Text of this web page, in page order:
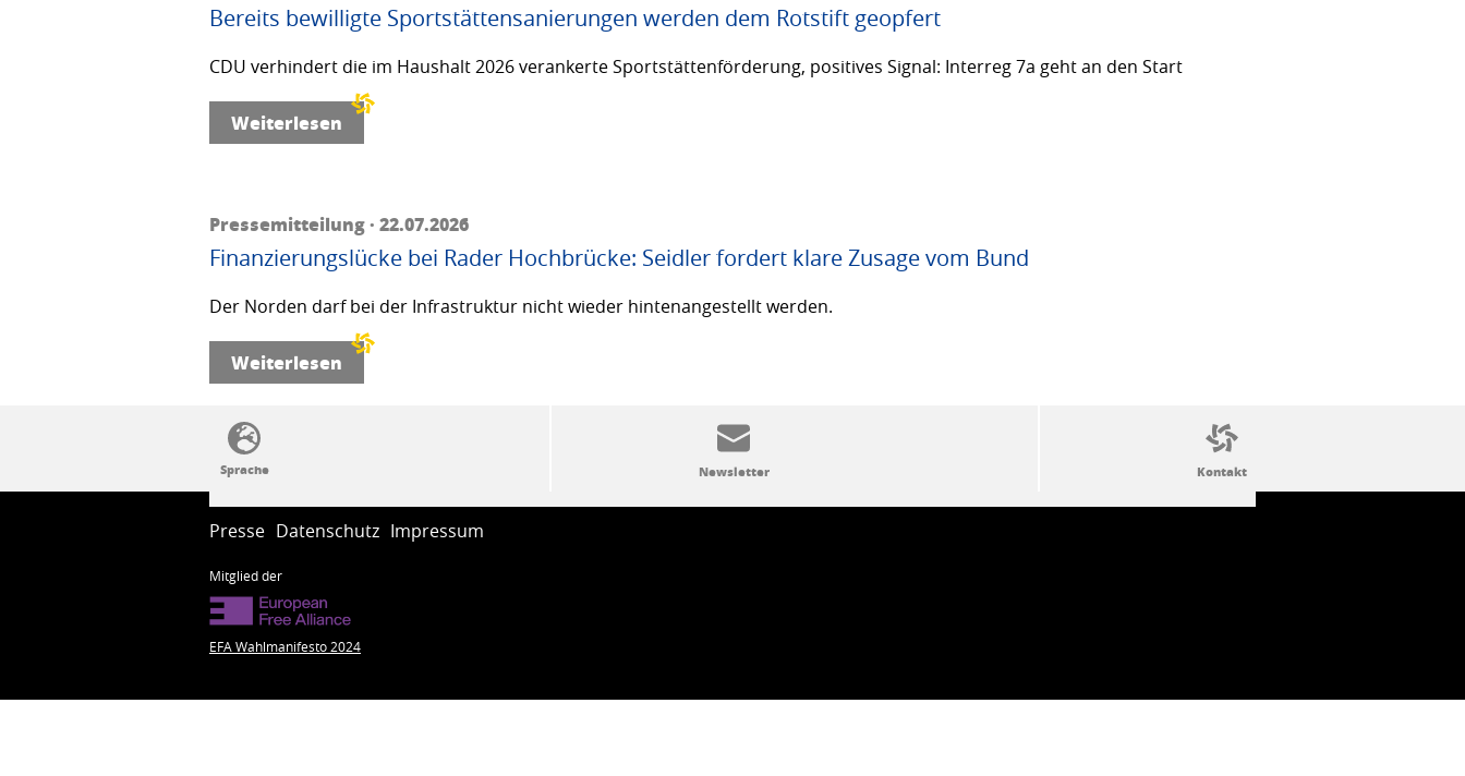
Bereits bewilligte Sportstättensanierungen werden dem Rotstift geopfert
CDU verhindert die im Haushalt 2026 verankerte Sportstättenförderung, positives Signal: Interreg 7a geht an den Start
Weiterlesen
Pressemitteilung · 22.07.2026
Finanzierungslücke bei Rader Hochbrücke: Seidler fordert klare Zusage vom Bund
Der Norden darf bei der Infrastruktur nicht wieder hintenangestellt werden.
Weiterlesen
SSW-Politik von A bis Z
Presse Datenschutz Impressum
Mitglied der
EFA Wahlmanifesto 2024